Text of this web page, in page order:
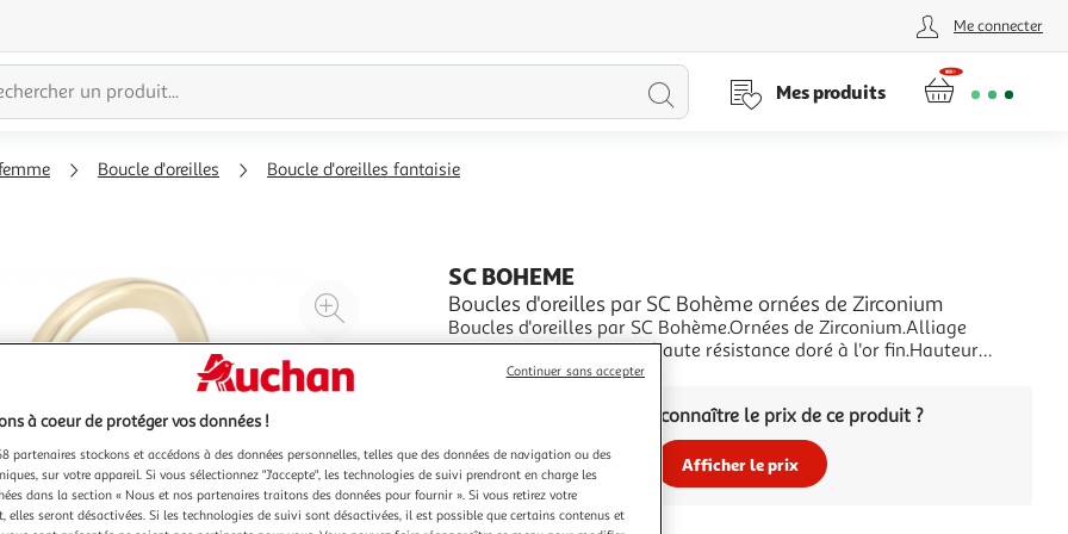
Me connecter
Lancer
Mes produits
Boucle d'oreilles Boucle d'oreilles fantaisie
Agrandir
l'illustration
à
200%
Réduire
l'illustration
100
%
le
produit
SC BOHEME
Boucles d'oreilles par SC Bohème ornées de Zirconium
Boucles d'oreilles par SC Bohème.Ornées de Zirconium.Alliage
résistant avec plaquage haute résistance doré à l'or fin.Hauteur
totale : 23mmDimension pendentif : 19x4mmAttache: Type passant
En savoir +
Vous voulez connaître le prix de ce produit ?
Afficher le prix
à coeur de protéger vos données !
partenaires stockons et accédons à des données personnelles, telles que des données de navigation ou des
sur votre appareil. Si vous sélectionnez "J'accepte", les technologies de suivi prendront en charge les
dans la section « Nous et nos partenaires traitons des données pour fournir ». Si vous retirez votre
elles seront désactivées. Si les technologies de suivi sont désactivées, il est possible que certains contenus et
Continuer sans accepter